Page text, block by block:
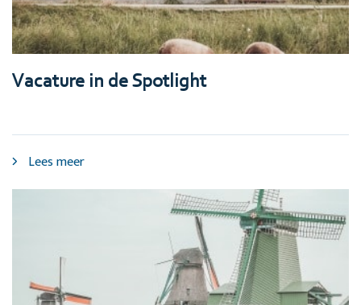
Vacature in de Spotlight
Lees meer